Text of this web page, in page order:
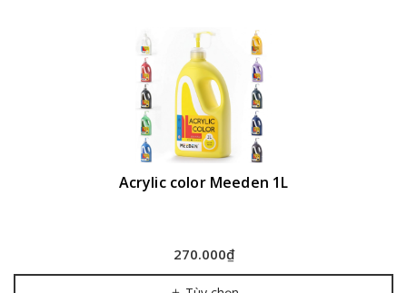
Acrylic color Meeden 1L
270.000₫